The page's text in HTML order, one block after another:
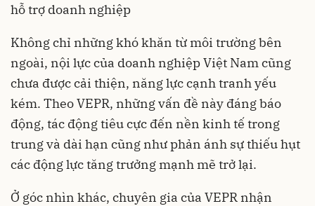
hỗ trợ doanh nghiệp
Không chỉ những khó khăn từ môi trường bên
ngoài, nội lực của doanh nghiệp Việt Nam cũng
chưa được cải thiện, năng lực cạnh tranh yếu
kém. Theo VEPR, những vấn đề này đáng báo
động, tác động tiêu cực đến nền kinh tế trong
trung và dài hạn cũng như phản ánh sự thiếu hụt
các động lực tăng trưởng mạnh mẽ trở lại.
Ở góc nhìn khác, chuyên gia của VEPR nhận